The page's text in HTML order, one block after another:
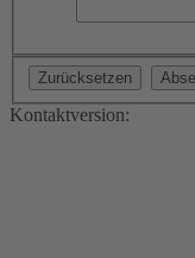
Kontaktversion: